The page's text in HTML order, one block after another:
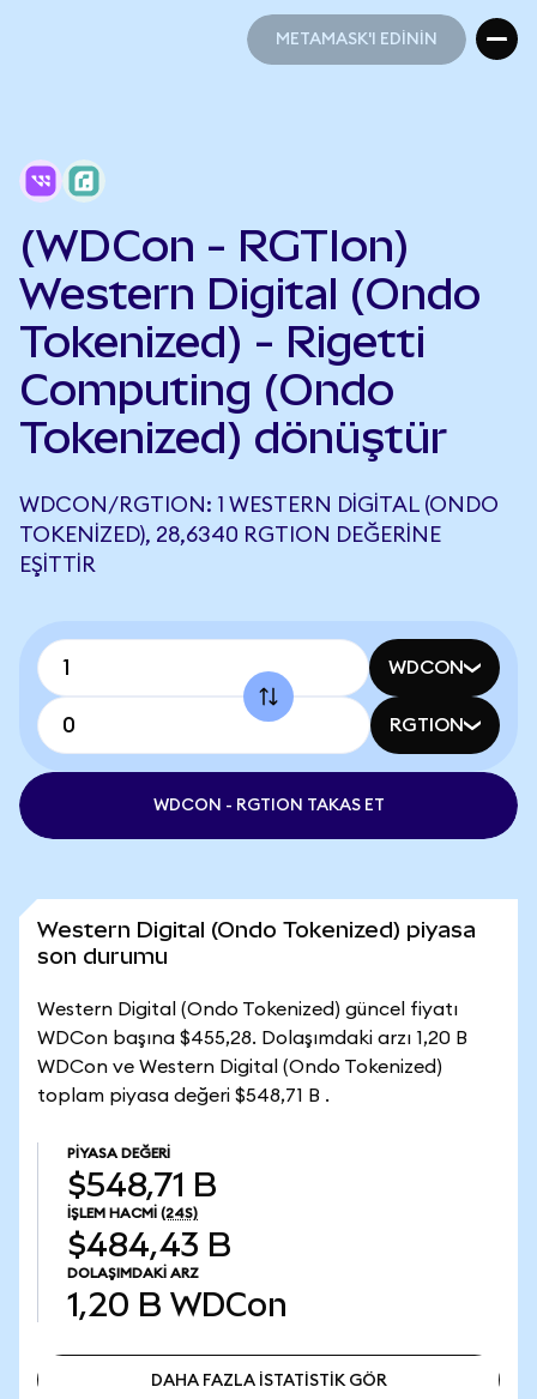
METAMASK'I EDİNİN
(WDCon - RGTIon)
Western Digital (Ondo
Tokenized) - Rigetti
Computing (Ondo
Tokenized) dönüştür
WDCON/RGTION: 1 WESTERN DIGITAL (ONDO
TOKENIZED), 28,6340 RGTION DEĞERINE
EŞITTIR
WDCON
RGTION
WDCON - RGTION TAKAS ET
Western Digital (Ondo Tokenized) piyasa
son durumu
Western Digital (Ondo Tokenized) güncel fiyatı
WDCon başına $455,28. Dolaşımdaki arzı 1,20 B
WDCon ve Western Digital (Ondo Tokenized)
toplam piyasa değeri $548,71 B .
PIYASA DEĞERI
$548,71 B
İŞLEM HACMI (24S)
$484,43 B
DOLAŞIMDAKI ARZ
1,20 B WDCon
DAHA FAZLA İSTATİSTİK GÖR